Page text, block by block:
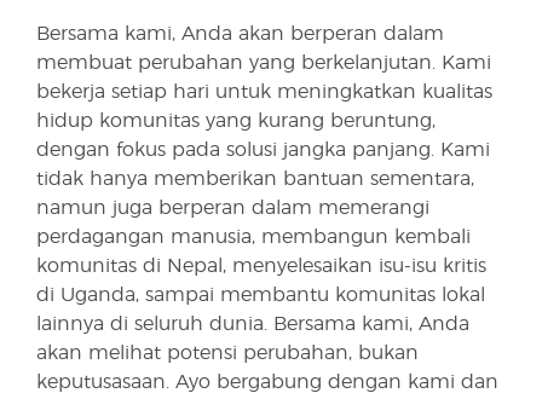
Bersama kami, Anda akan berperan dalam
membuat perubahan yang berkelanjutan. Kami
bekerja setiap hari untuk meningkatkan kualitas
hidup komunitas yang kurang beruntung,
dengan fokus pada solusi jangka panjang. Kami
tidak hanya memberikan bantuan sementara,
namun juga berperan dalam memerangi
perdagangan manusia, membangun kembali
komunitas di Nepal, menyelesaikan isu-isu kritis
di Uganda, sampai membantu komunitas lokal
lainnya di seluruh dunia. Bersama kami, Anda
akan melihat potensi perubahan, bukan
keputusasaan. Ayo bergabung dengan kami dan